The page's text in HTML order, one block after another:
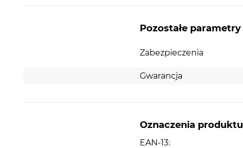
Pozostałe parametry
Zabezpieczenia
Gwarancja
Oznaczenia produktu
EAN-13: